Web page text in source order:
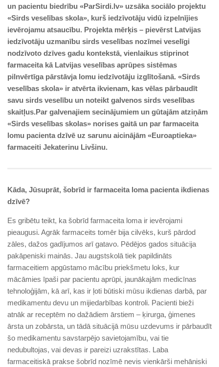
un pacientu biedrību «ParSirdi.lv» uzsāka sociālo projektu
«Sirds veselības skola», kurš iedzīvotāju vidū izpelnījies
ievērojamu atsaucību. Projekta mērķis – pievērst Latvijas
iedzīvotāju uzmanību sirds veselības nozīmei veselīgi
nodzīvoto dzīves gadu kontekstā, vienlaikus stiprinot
farmaceita kā Latvijas veselības aprūpes sistēmas
pilnvērtīga pārstāvja lomu iedzīvotāju izglītošanā. «Sirds
veselības skola» ir atvērta ikvienam, kas vēlas pārbaudīt
savu sirds veselību un noteikt galvenos sirds veselības
skaitļus.Par galvenajiem secinājumiem un gūtajām atziņām
«Sirds veselības skolas» norises gaitā un par farmaceita
lomu pa­cienta dzīvē uz sarunu aicinājām «Euro­aptieka»
farmaceiti Je­ka­te­ri­nu Livšinu.
Kāda, Jūsuprāt, šobrīd ir farmaceita loma pacienta ikdienas
dzīvē?
Es gribētu teikt, ka šobrīd farmaceita loma ir ievērojami
pieaugusi. Agrāk farmaceits tomēr bija cilvēks, kurš pārdod
zāles, dažos gadījumos arī gatavo. Pēdējos gados situācija
pakāpeniski mainās. Jau augstskolā tiek papildināts
farmaceitiem apgūstamo mācību priekšmetu loks, kur
mācāmies īpaši par pacientu aprūpi, jaunākajām medicīnas
tehnoloģijām, kā arī, kas ir ļoti būtiski mūsu ikdienas darbā, par
medikamentu devu un mijiedarbības kontroli. Pacienti bieži
atnāk ar receptēm no dažādiem ārstiem – ķirurga, ģimenes
ārsta un zobārsta, un tādā situācijā mūsu uzdevums ir pārbaudīt
šo medikamentu savstarpējo savietojamību, vai tie
nedubultojas, vai devas ir pareizi uzrakstītas. Laba
farmaceitiskā prakse šobrīd nozīmē nevis vienkārši mehāniski